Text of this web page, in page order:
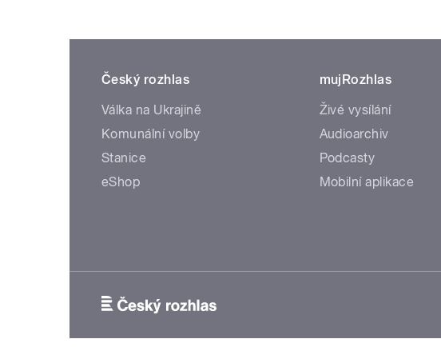
Český rozhlas
Válka na Ukrajině
Komunální volby
Stanice
eShop
mujRozhlas
Živé vysílání
Audioarchiv
Podcasty
Mobilní aplikace